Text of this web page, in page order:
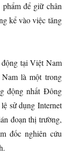
để giữ chân
kể vào việc tăng
tại Việt Nam
là một trong
động nhất Đông
sử dụng Internet
đoạn thị trường,
đốc nghiên cứu